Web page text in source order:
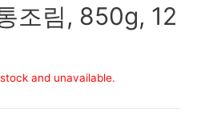
조림, 850g, 12
and unavailable.